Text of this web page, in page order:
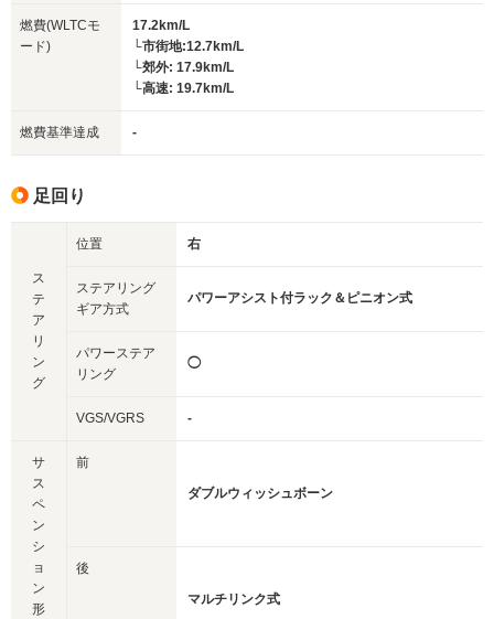
燃費(WLTCモ
ード)
17.2km/L
└市街地:12.7km/L
└郊外: 17.9km/L
└高速: 19.7km/L
燃費基準達成 -
足回り
ス
テ
ア
リ
ン
グ
位置 右
ステアリング
ギア方式
パワーアシスト付ラック＆ピニオン式
パワーステア
リング
◯
VGS/VGRS -
サ
ス
ペ
ン
シ
ョ
ン
形
前
ダブルウィッシュボーン
後
マルチリンク式